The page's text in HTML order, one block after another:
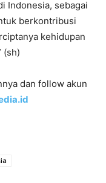
Indonesia, sebagai
berkontribusi
kehidupan
(sh)
dan follow akun